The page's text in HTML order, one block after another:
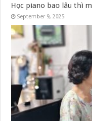
Học piano bao lâu thì
September 9, 2025